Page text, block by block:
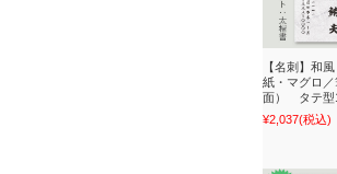
【名刺】和
紙・マグロ
面） タテ型
¥2,037(税込)